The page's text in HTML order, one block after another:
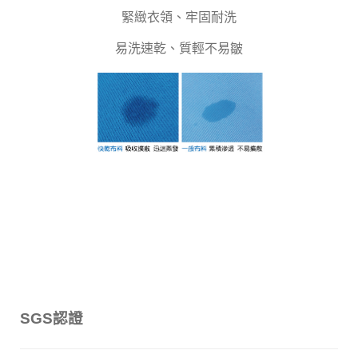
緊緻衣領、牢固耐洗
易洗速乾、質輕不易皺
SGS認證